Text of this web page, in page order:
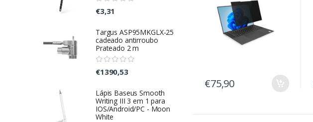
€3,31
Targus ASP95MKGLX-25
cadeado antirroubo
Prateado 2 m
€1390,53
Lápis Baseus Smooth
Writing III 3 em 1 para
IOS/Android/PC - Moon
White
€75,90